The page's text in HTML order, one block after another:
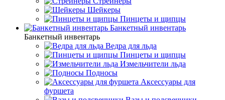
Шейкеры
Пинцеты и щипцы
Банкетный инвентарь
Банкетный инвентарь
Ведра для льда
Пинцеты и щипцы
Измельчители льда
Подносы
Аксессуары для
фуршета